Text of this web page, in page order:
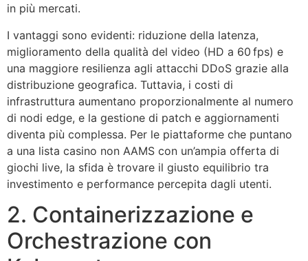
in più mercati.
I vantaggi sono evidenti: riduzione della latenza,
miglioramento della qualità del video (HD a 60 fps) e
una maggiore resilienza agli attacchi DDoS grazie alla
distribuzione geografica. Tuttavia, i costi di
infrastruttura aumentano proporzionalmente al numero
di nodi edge, e la gestione di patch e aggiornamenti
diventa più complessa. Per le piattaforme che puntano
a una lista casino non AAMS con un’ampia offerta di
giochi live, la sfida è trovare il giusto equilibrio tra
investimento e performance percepita dagli utenti.
2. Containerizzazione e
Orchestrazione con